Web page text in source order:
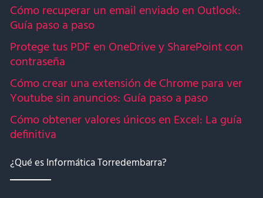
Cómo recuperar un email enviado en Outlook:
Guía paso a paso
Protege tus PDF en OneDrive y SharePoint con
contraseña
Cómo crear una extensión de Chrome para ver
Youtube sin anuncios: Guía paso a paso
Cómo obtener valores únicos en Excel: La guía
definitiva
¿Qué es Informática Torredembarra?